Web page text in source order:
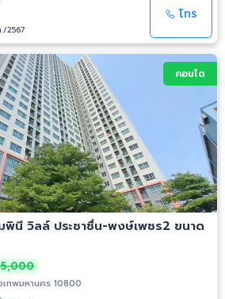
2567
โทร
คอนโด
พินี วิลล์ ประชาชื่น-พงษ์เพชร2 ขนาด
ทพมหานคร 10800